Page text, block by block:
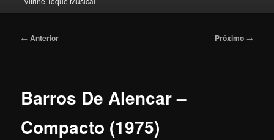
Navegação
← Anterior Próximo →
Barros De Alencar –
Compacto (1975)